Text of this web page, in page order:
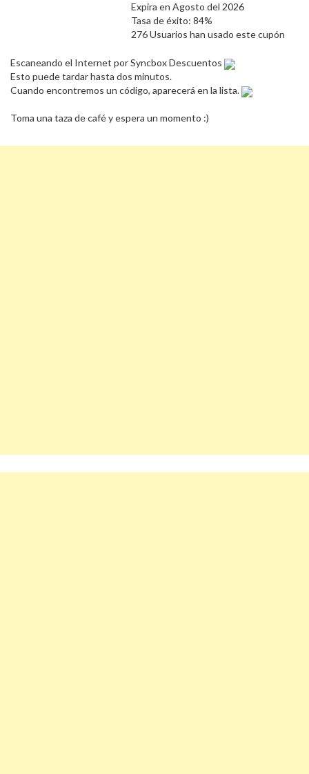
Expira en Agosto del 2026
Tasa de éxito: 84%
276 Usuarios han usado este cupón
Escaneando el Internet por Syncbox Descuentos
Esto puede tardar hasta dos minutos.
Cuando encontremos un código, aparecerá en la lista.
Toma una taza de café y espera un momento :)